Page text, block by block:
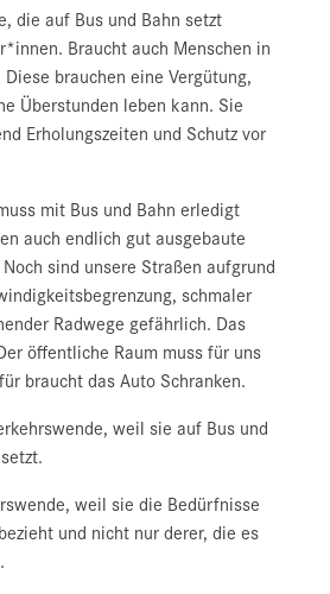
die auf Bus und Bahn setzt
Braucht auch Menschen in
brauchen eine Vergütung,
Überstunden leben kann. Sie
Erholungszeiten und Schutz vor
mit Bus und Bahn erledigt
auch endlich gut ausgebaute
sind unsere Straßen aufgrund
schmaler
Radwege gefährlich. Das
öffentliche Raum muss für uns
braucht das Auto Schranken.
weil sie auf Bus und
weil sie die Bedürfnisse
und nicht nur derer, die es